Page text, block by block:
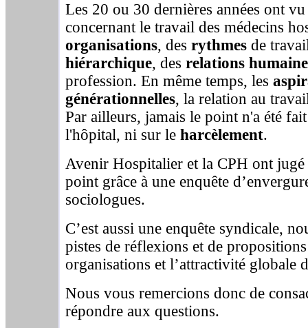
Les 20 ou 30 dernières années ont
concernant le travail des médecins
organisations, des rythmes de
hiérarchique, des relations
profession. En même temps, les
générationnelles, la relation au
Par ailleurs, jamais le point n'a été
l'hôpital, ni sur le harcèlement.
Avenir Hospitalier et la CPH ont jugé
point grâce à une enquête
sociologues.
C’est aussi une enquête syndicale,
pistes de réflexions et de
organisations et l’attractivité globale
Nous vous remercions donc de
répondre aux questions.